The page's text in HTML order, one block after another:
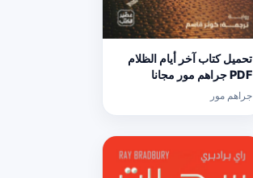
تحميل كتاب آخر أيام الظلام
PDF جراهم مور مجانا
جراهم مور